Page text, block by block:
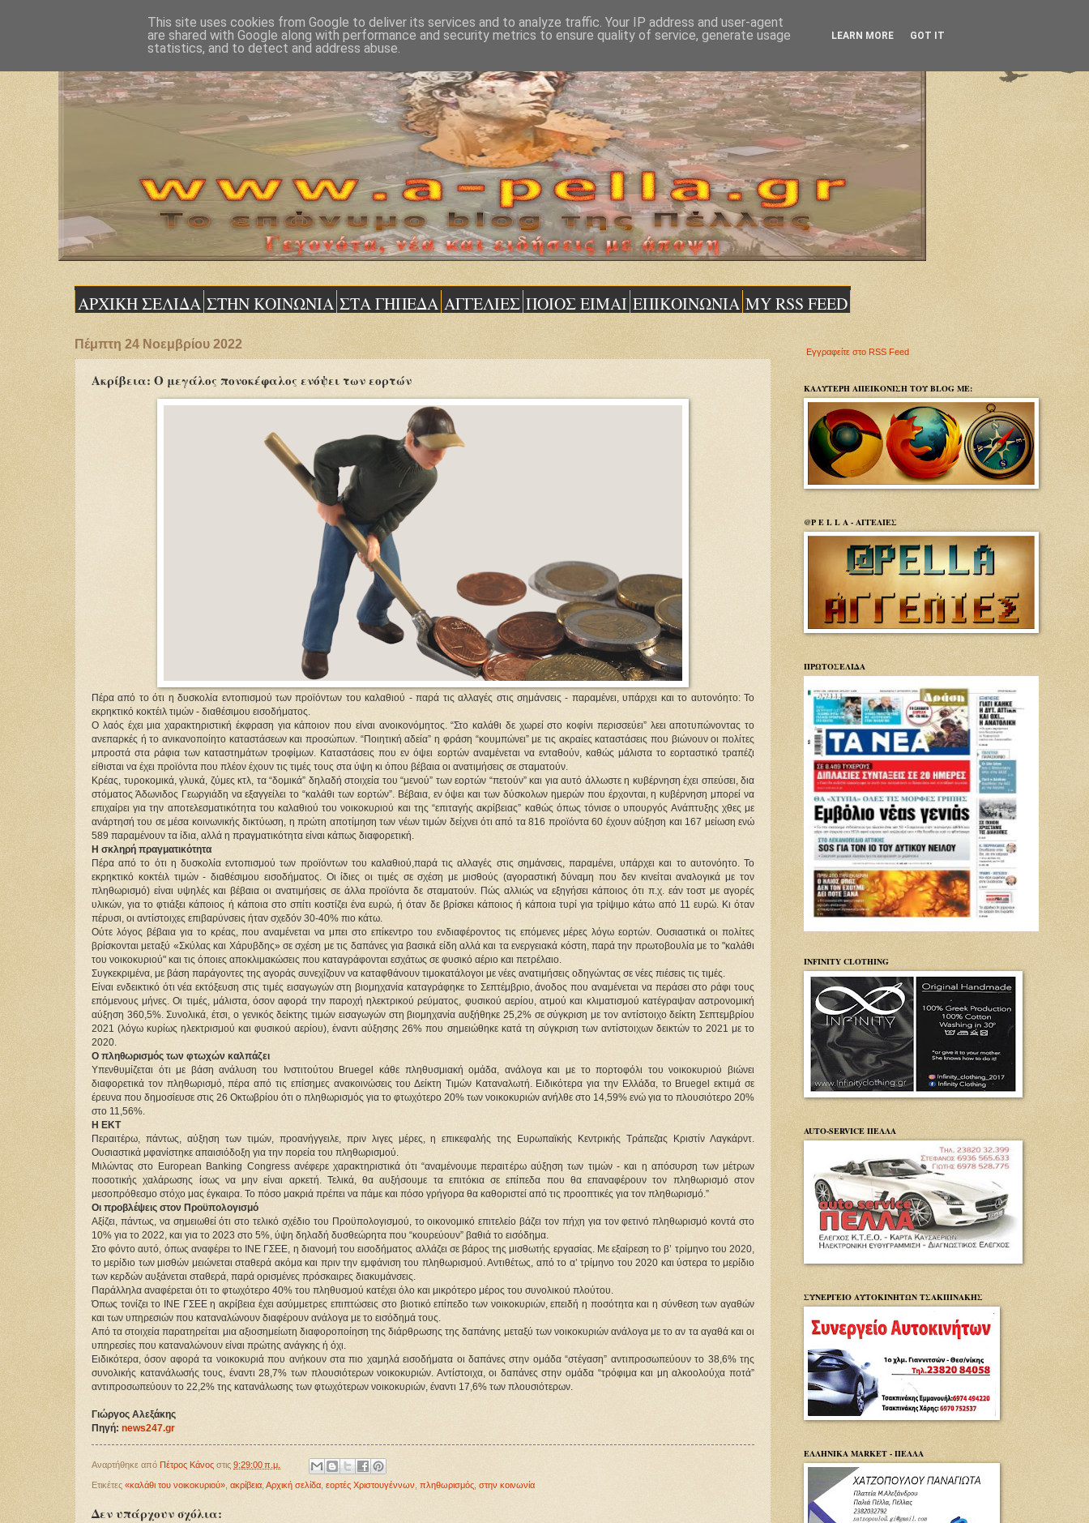
ΑΡΧΙΚΗ ΣΕΛΙΔΑ ΣΤΗΝ ΚΟΙΝΩΝΙΑ ΣΤΑ ΓΗΠΕΔΑ ΑΓΓΕΛΙΕΣ ΠΟΙΟΣ ΕΙΜΑΙ ΕΠΙΚΟΙΝΩΝΙΑ MY RSS FEED
Πέμπτη 24 Νοεμβρίου 2022
Ακρίβεια: Ο μεγάλος πονοκέφαλος ενόψει των εορτών
Πέρα από το ότι η δυσκολία εντοπισμού των προϊόντων του καλαθιού - παρά τις αλλαγές στις σημάνσεις - παραμένει, υπάρχει και το αυτονόητο: Το
εκρηκτικό κοκτέιλ τιμών - διαθέσιμου εισοδήματος.
Ο λαός έχει μια χαρακτηριστική έκφραση για κάποιον που είναι ανοικονόμητος. “Στο καλάθι δε χωρεί στο κοφίνι περισσεύει” λεει αποτυπώνοντας το
ανεπαρκές ή το ανικανοποίητο καταστάσεων και προσώπων. “Ποιητική αδεία” η φράση “κουμπώνει” με τις ακραίες καταστάσεις που βιώνουν οι πολίτες
μπροστά στα ράφια των καταστημάτων τροφίμων. Καταστάσεις που εν όψει εορτών αναμένεται να ενταθούν, καθώς μάλιστα το εορταστικό τραπέζι
είθισται να έχει προϊόντα που πλέον έχουν τις τιμές τους στα ύψη κι όπου βέβαια οι ανατιμήσεις σε σταματούν.
Κρέας, τυροκομικά, γλυκά, ζύμες κτλ, τα “δομικά” δηλαδή στοιχεία του “μενού” των εορτών “πετούν” και για αυτό άλλωστε η κυβέρνηση έχει σπεύσει, δια
στόματος Άδωνιδος Γεωργιάδη να εξαγγείλει το “καλάθι των εορτών”. Βέβαια, εν όψει και των δύσκολων ημερών που έρχονται, η κυβέρνηση μπορεί να
επιχαίρει για την αποτελεσματικότητα του καλαθιού του νοικοκυριού και της “επιταγής ακρίβειας” καθώς όπως τόνισε ο υπουργός Ανάπτυξης χθες με
ανάρτησή του σε μέσα κοινωνικής δικτύωση, η πρώτη αποτίμηση των νέων τιμών δείχνει ότι από τα 816 προϊόντα 60 έχουν αύξηση και 167 μείωση ενώ
589 παραμένουν τα ίδια, αλλά η πραγματικότητα είναι κάπως διαφορετική.
Η σκληρή πραγματικότητα
Πέρα από το ότι η δυσκολία εντοπισμού των προϊόντων του καλαθιού,παρά τις αλλαγές στις σημάνσεις, παραμένει, υπάρχει και το αυτονόητο. Το
εκρηκτικό κοκτέιλ τιμών - διαθέσιμου εισοδήματος. Οι ίδιες οι τιμές σε σχέση με μισθούς (αγοραστική δύναμη που δεν κινείται αναλογικά με τον
πληθωρισμό) είναι υψηλές και βέβαια οι ανατιμήσεις σε άλλα προϊόντα δε σταματούν. Πώς αλλιώς να εξηγήσει κάποιος ότι π.χ. εάν τοστ με αγορές
υλικών, για το φτιάξει κάποιος ή κάποια στο σπίτι κοστίζει ένα ευρώ, ή όταν δε βρίσκει κάποιος ή κάποια τυρί για τρίψιμο κάτω από 11 ευρώ. Κι όταν
πέρυσι, οι αντίστοιχες επιβαρύνσεις ήταν σχεδόν 30-40% πιο κάτω.
Ούτε λόγος βέβαια για το κρέας, που αναμένεται να μπει στο επίκεντρο του ενδιαφέροντος τις επόμενες μέρες λόγω εορτών. Ουσιαστικά οι πολίτες
βρίσκονται μεταξύ «Σκύλας και Χάρυβδης» σε σχέση με τις δαπάνες για βασικά είδη αλλά και τα ενεργειακά κόστη, παρά την πρωτοβουλία με το "καλάθι
του νοικοκυριού" και τις όποιες αποκλιμακώσεις που καταγράφονται εσχάτως σε φυσικό αέριο και πετρέλαιο.
Συγκεκριμένα, με βάση παράγοντες της αγοράς συνεχίζουν να καταφθάνουν τιμοκατάλογοι με νέες ανατιμήσεις οδηγώντας σε νέες πιέσεις τις τιμές.
Είναι ενδεικτικό ότι νέα εκτόξευση στις τιμές εισαγωγών στη βιομηχανία καταγράφηκε το Σεπτέμβριο, άνοδος που αναμένεται να περάσει στο ράφι τους
επόμενους μήνες. Οι τιμές, μάλιστα, όσον αφορά την παροχή ηλεκτρικού ρεύματος, φυσικού αερίου, ατμού και κλιματισμού κατέγραψαν αστρονομική
αύξηση 360,5%. Συνολικά, έτσι, ο γενικός δείκτης τιμών εισαγωγών στη βιομηχανία αυξήθηκε 25,2% σε σύγκριση με τον αντίστοιχο δείκτη Σεπτεμβρίου
2021 (λόγω κυρίως ηλεκτρισμού και φυσικού αερίου), έναντι αύξησης 26% που σημειώθηκε κατά τη σύγκριση των αντίστοιχων δεικτών το 2021 με το
2020.
Ο πληθωρισμός των φτωχών καλπάζει
Υπενθυμίζεται ότι με βάση ανάλυση του Ινστιτούτου Bruegel κάθε πληθυσμιακή ομάδα, ανάλογα και με το πορτοφόλι του νοικοκυριού βιώνει
διαφορετικά τον πληθωρισμό, πέρα από τις επίσημες ανακοινώσεις του Δείκτη Τιμών Καταναλωτή. Ειδικότερα για την Ελλάδα, το Bruegel εκτιμά σε
έρευνα που δημοσίευσε στις 26 Οκτωβρίου ότι ο πληθωρισμός για το φτωχότερο 20% των νοικοκυριών ανήλθε στο 14,59% ενώ για το πλουσιότερο 20%
στο 11,56%.
Η ΕΚΤ
Περαιτέρω, πάντως, αύξηση των τιμών, προανήγγειλε, πριν λιγες μέρες, η επικεφαλής της Ευρωπαϊκής Κεντρικής Τράπεζας Κριστίν Λαγκάρντ.
Ουσιαστικά μφανίστηκε απαισιόδοξη για την πορεία του πληθωρισμού.
Μιλώντας στο European Banking Congress ανέφερε χαρακτηριστικά ότι “αναμένουμε περαιτέρω αύξηση των τιμών - και η απόσυρση των μέτρων
ποσοτικής χαλάρωσης ίσως να μην είναι αρκετή. Τελικά, θα αυξήσουμε τα επιτόκια σε επίπεδα που θα επαναφέρουν τον πληθωρισμό στον
μεσοπρόθεσμο στόχο μας έγκαιρα. Το πόσο μακριά πρέπει να πάμε και πόσο γρήγορα θα καθοριστεί από τις προοπτικές για τον πληθωρισμό.”
Οι προβλέψεις στον Προϋπολογισμό
Αξίζει, πάντως, να σημειωθεί ότι στο τελικό σχέδιο του Προϋπολογισμού, το οικονομικό επιτελείο βάζει τον πήχη για τον φετινό πληθωρισμό κοντά στο
10% για το 2022, και για το 2023 στο 5%, ύψη δηλαδή δυσθεώρητα που “κουρεύουν” βαθιά το εισόδημα.
Στο φόντο αυτό, όπως αναφέρει το ΙΝΕ ΓΣΕΕ, η διανομή του εισοδήματος αλλάζει σε βάρος της μισθωτής εργασίας. Με εξαίρεση το β’ τρίμηνο του 2020,
το μερίδιο των μισθών μειώνεται σταθερά ακόμα και πριν την εμφάνιση του πληθωρισμού. Αντιθέτως, από το α’ τρίμηνο του 2020 και ύστερα το μερίδιο
των κερδών αυξάνεται σταθερά, παρά ορισμένες πρόσκαιρες διακυμάνσεις.
Παράλληλα αναφέρεται ότι το φτωχότερο 40% του πληθυσμού κατέχει όλο και μικρότερο μέρος του συνολικού πλούτου.
Όπως τονίζει το ΙΝΕ ΓΣΕΕ η ακρίβεια έχει ασύμμετρες επιπτώσεις στο βιοτικό επίπεδο των νοικοκυριών, επειδή η ποσότητα και η σύνθεση των αγαθών
και των υπηρεσιών που καταναλώνουν διαφέρουν ανάλογα με το εισόδημά τους.
Από τα στοιχεία παρατηρείται μια αξιοσημείωτη διαφοροποίηση της διάρθρωσης της δαπάνης μεταξύ των νοικοκυριών ανάλογα με το αν τα αγαθά και οι
υπηρεσίες που καταναλώνουν είναι πρώτης ανάγκης ή όχι.
Ειδικότερα, όσον αφορά τα νοικοκυριά που ανήκουν στα πιο χαμηλά εισοδήματα οι δαπάνες στην ομάδα “στέγαση” αντιπροσωπεύουν το 38,6% της
συνολικής κατανάλωσής τους, έναντι 28,7% των πλουσιότερων νοικοκυριών. Αντίστοιχα, οι δαπάνες στην ομάδα “τρόφιμα και μη αλκοολούχα ποτά”
αντιπροσωπεύουν το 22,2% της κατανάλωσης των φτωχότερων νοικοκυριών, έναντι 17,6% των πλουσιότερων.
Γιώργος Αλεξάκης
Πηγή: news247.gr
Αναρτήθηκε από Πέτρος Κάνος στις 9:29:00 π.μ.
Ετικέτες «καλάθι του νοικοκυριού» ακρίβεια Αρχική σελίδα εορτές Χριστουγέννων πληθωρισμός στην κοινωνία
Δεν υπάρχουν σχόλια:
Εγγραφείτε στο RSS Feed
ΚΑΛΥΤΕΡΗ ΑΠΕΙΚΟΝΙΣΗ ΤΟΥ BLOG ΜΕ:
@P E L L A - ΑΓΓΕΛΙΕΣ
ΠΡΩΤΟΣΕΛΙΔΑ
INFINITY CLOTHING
AUTO-SERVICE ΠΕΛΛΑ
ΣΥΝΕΡΓΕΙΟ ΑΥΤΟΚΙΝΗΤΩΝ ΤΣΑΚΠΙΝΑΚΗΣ
ΕΛΛΗΝΙΚΑ MARKET - ΠΕΛΛΑ
This site uses cookies from Google to deliver its services and to analyze traffic. Your IP address and user-agent
are shared with Google along with performance and security metrics to ensure quality of service, generate usage
statistics, and to detect and address abuse.
LEARN MORE GOT IT